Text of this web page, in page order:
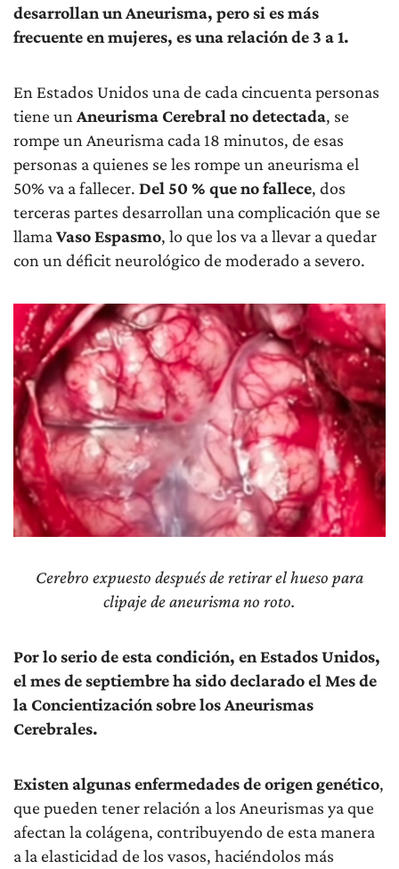
desarrollan un Aneurisma, pero si es más
frecuente en mujeres, es una relación de 3 a 1.
En Estados Unidos una de cada cincuenta personas
tiene un Aneurisma Cerebral no detectada, se
rompe un Aneurisma cada 18 minutos, de esas
personas a quienes se les rompe un aneurisma el
50% va a fallecer. Del 50 % que no fallece, dos
terceras partes desarrollan una complicación que se
llama Vaso Espasmo, lo que los va a llevar a quedar
con un déficit neurológico de moderado a severo.
Cerebro expuesto después de retirar el hueso para
clipaje de aneurisma no roto.
Por lo serio de esta condición, en Estados Unidos,
el mes de septiembre ha sido declarado el Mes de
la Concientización sobre los Aneurismas
Cerebrales.
Existen algunas enfermedades de origen genético,
que pueden tener relación a los Aneurismas ya que
afectan la colágena, contribuyendo de esta manera
a la elasticidad de los vasos, haciéndolos más